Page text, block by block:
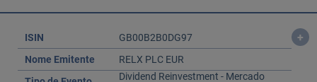
ISIN GB00B2B0DG97 +
Nome Emitente
RELX PLC EUR
Dividend Reinvestment - Mercado